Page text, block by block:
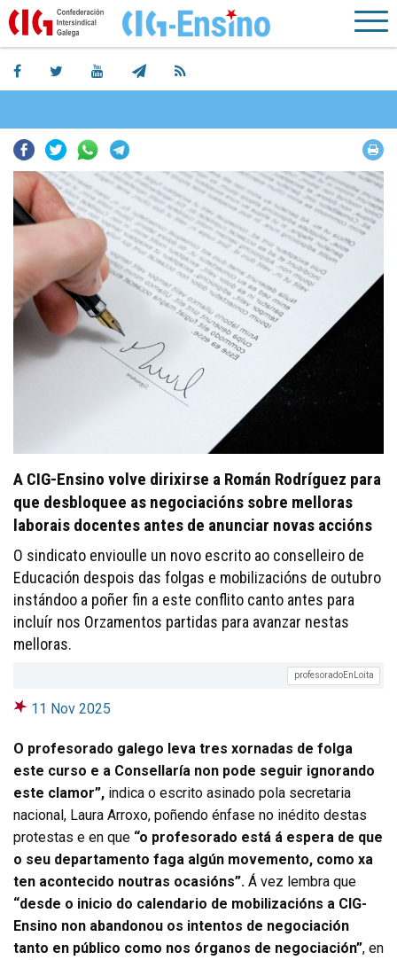
Facebook
TwitterWhatsapp
A CIG-Ensino volve dirixirse a Román Rodríguez para
que desbloquee as negociacións sobre melloras
laborais docentes antes de anunciar novas accións
O sindicato envioulle un novo escrito ao conselleiro de
Educación despois das folgas e mobilizacións de outubro
instándoo a poñer fin a este conflito canto antes para
incluír nos Orzamentos partidas para avanzar nestas
melloras.
profesoradoEnLoita
11 Nov 2025
O profesorado galego leva tres xornadas de folga
este curso e a Consellaría non pode seguir ignorando
este clamor”, indica o escrito asinado pola secretaria
nacional, Laura Arroxo, poñendo énfase no inédito destas
protestas e en que “o profesorado está á espera de que
o seu departamento faga algún movemento, como xa
ten acontecido noutras ocasións”. Á vez lembra que
“desde o inicio do calendario de mobilizacións a CIG-
Ensino non abandonou os intentos de negociación
tanto en público como nos órganos de negociación”, en